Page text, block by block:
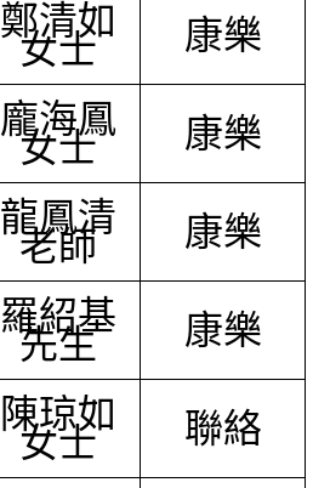
鄭清如
女士 康樂
龐海鳳
女士 康樂
龍鳳清
老師 康樂
羅紹基
先生 康樂
陳琼如
女士 聯絡